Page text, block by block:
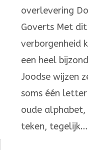
overlevering
Goverts Met
verborgenheid
een heel
Joodse wijzen
soms één
oude alphabet,
teken, tegelijk…